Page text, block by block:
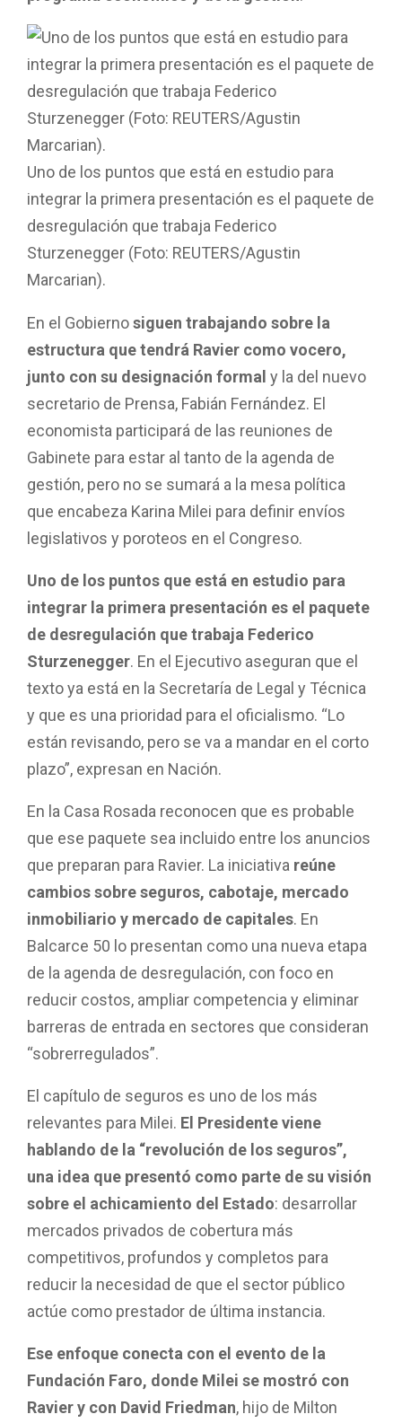
Uno de los puntos que está en estudio para
integrar la primera presentación es el paquete de
desregulación que trabaja Federico
Sturzenegger (Foto: REUTERS/Agustin
Marcarian).
En el Gobiernosiguen trabajando sobre la
estructura que tendrá Ravier como vocero,
junto con su designación formal y la del nuevo
secretario de Prensa, Fabián Fernández. El
economista participará de las reuniones de
Gabinete para estar al tanto de la agenda de
gestión, pero no se sumará a la mesa política
que encabeza Karina Milei para definir envíos
legislativos y poroteos en el Congreso.
Uno de los puntos que está en estudio para
integrar la primera presentación es el paquete
de desregulación que trabaja Federico
Sturzenegger. En el Ejecutivo aseguran que el
texto ya está en la Secretaría de Legal y Técnica
y que es una prioridad para el oficialismo. “Lo
están revisando, pero se va a mandar en el corto
plazo”, expresan en Nación.
En la Casa Rosada reconocen que es probable
que ese paquete sea incluido entre los anuncios
que preparan para Ravier. La iniciativa reúne
cambios sobre seguros, cabotaje, mercado
inmobiliario y mercado de capitales. En
Balcarce 50 lo presentan como una nueva etapa
de la agenda de desregulación, con foco en
reducir costos, ampliar competencia y eliminar
barreras de entrada en sectores que consideran
“sobrerregulados”.
El capítulo de seguros es uno de los más
relevantes para Milei. El Presidente viene
hablando de la “revolución de los seguros”,
una idea que presentó como parte de su visión
sobre el achicamiento del Estado: desarrollar
mercados privados de cobertura más
competitivos, profundos y completos para
reducir la necesidad de que el sector público
actúe como prestador de última instancia.
Ese enfoque conecta con el evento de la
Fundación Faro, donde Milei se mostró con
Ravier y con David Friedman, hijo de Milton